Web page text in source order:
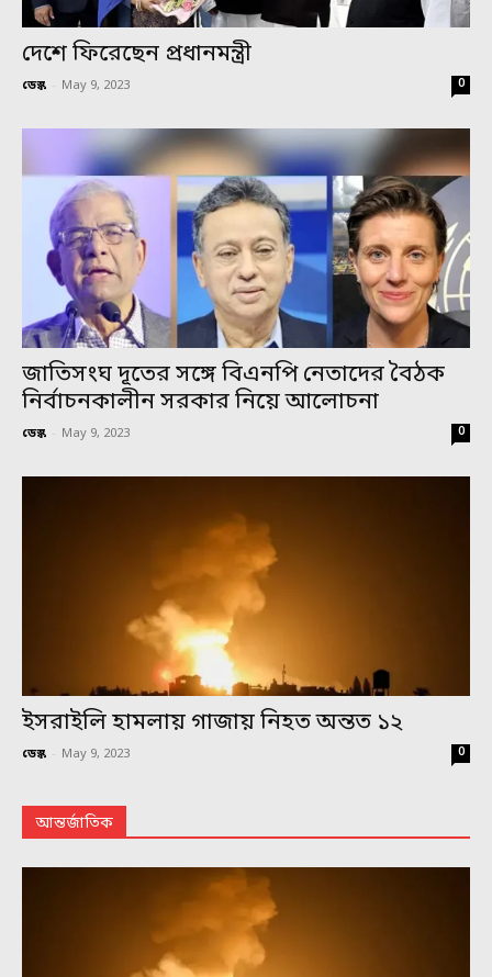
দেশে ফিরেছেন প্রধানমন্ত্রী
ডেস্ক - May 9, 2023 0
জাতিসংঘ দূতের সঙ্গে বিএনপি নেতাদের বৈঠক
নির্বাচনকালীন সরকার নিয়ে আলোচনা
ডেস্ক - May 9, 2023 0
ইসরাইলি হামলায় গাজায় নিহত অন্তত ১২
ডেস্ক - May 9, 2023 0
আন্তর্জাতিক